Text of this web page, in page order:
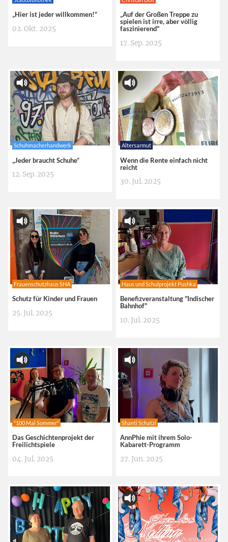
„Hier ist jeder willkommen!“
02. Okt. 2025
„Auf der Großen Treppe zu
spielen ist irre, aber völlig
faszinierend"
17. Sep. 2025
Schuhmacherhandwerk
„Jeder braucht Schuhe“
12. Sep. 2025
Altersarmut
Wenn die Rente einfach nicht
reicht
30. Jul. 2025
Frauenschutzhaus SHA
Schutz für Kinder und Frauen
25. Jul. 2025
Haus und Schulprojekt Pushka
Benefizveranstaltung "Indischer
Bahnhof"
10. Jul. 2025
"100 Mal Sommer"
Das Geschichtenprojekt der
Freilichtspiele
04. Jul. 2025
Shanti Schatzi
AnnPhie mit ihrem Solo-
Kabarett-Programm
27. Jun. 2025